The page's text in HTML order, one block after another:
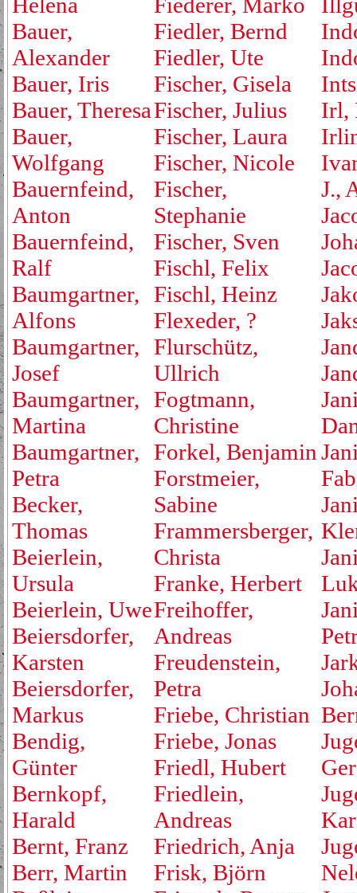
Bauer,
Alexander
Bauer, Iris
Bauer, Theresa
Bauer,
Wolfgang
Bauernfeind,
Anton
Bauernfeind,
Ralf
Baumgartner,
Alfons
Baumgartner,
Josef
Baumgartner,
Martina
Baumgartner,
Petra
Becker,
Thomas
Beierlein,
Ursula
Beierlein, Uwe
Beiersdorfer,
Karsten
Beiersdorfer,
Markus
Bendig,
Günter
Bernkopf,
Harald
Bernt, Franz
Berr, Martin
Fiedler, Bernd
Fiedler, Ute
Fischer, Gisela
Fischer, Julius
Fischer, Laura
Fischer, Nicole
Fischer,
Stephanie
Fischer, Sven
Fischl, Felix
Fischl, Heinz
Flexeder, ?
Flurschütz,
Ullrich
Fogtmann,
Christine
Forkel, Benjamin
Forstmeier,
Sabine
Frammersberger,
Christa
Franke, Herbert
Freihoffer,
Andreas
Freudenstein,
Petra
Friebe, Christian
Friebe, Jonas
Friedl, Hubert
Friedlein,
Andreas
Friedrich, Anja
Frisk, Björn
Irl,
J.,